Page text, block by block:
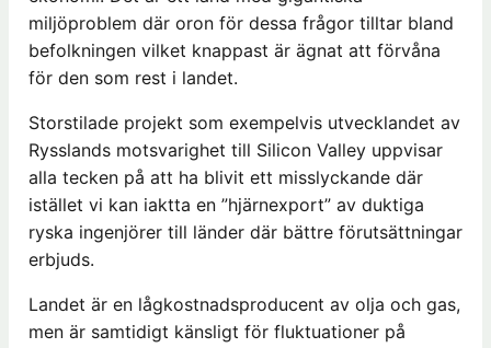
miljöproblem där oron för dessa frågor tilltar bland
befolkningen vilket knappast är ägnat att förvåna
för den som rest i landet.
Storstilade projekt som exempelvis utvecklandet av
Rysslands motsvarighet till Silicon Valley uppvisar
alla tecken på att ha blivit ett misslyckande där
istället vi kan iaktta en ”hjärnexport” av duktiga
ryska ingenjörer till länder där bättre förutsättningar
erbjuds.
Landet är en lågkostnadsproducent av olja och gas,
men är samtidigt känsligt för fluktuationer på